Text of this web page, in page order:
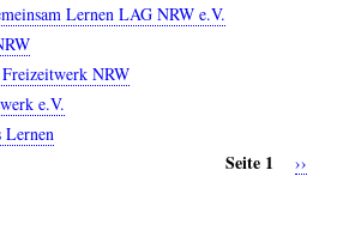
Lernen LAG NRW e.V.
NRW
e.V.
Seite 1
Nächste
››